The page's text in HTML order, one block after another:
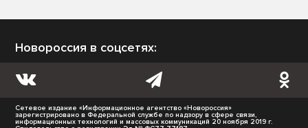
Новороссия в соцсетях:
Сетевое издание «Информационное агентство «Новороссия»
зарегистрировано в Федеральной службе по надзору в сфере связи,
информационных технологий и массовых коммуникаций 20 ноября 2019 г.